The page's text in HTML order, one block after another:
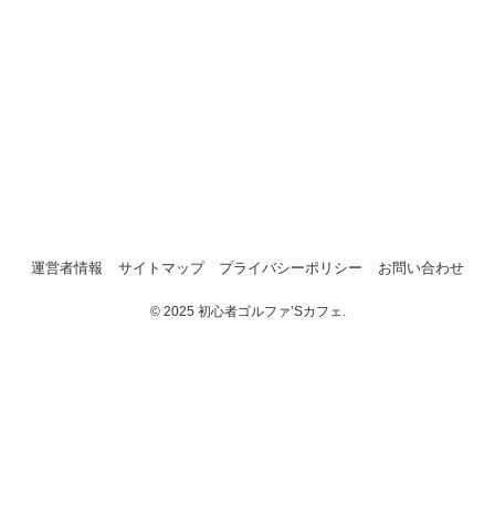
運営者情報 サイトマップ プライバシーポリシー お問い合わせ
©2025 初心者ゴルファ’Sカフェ.